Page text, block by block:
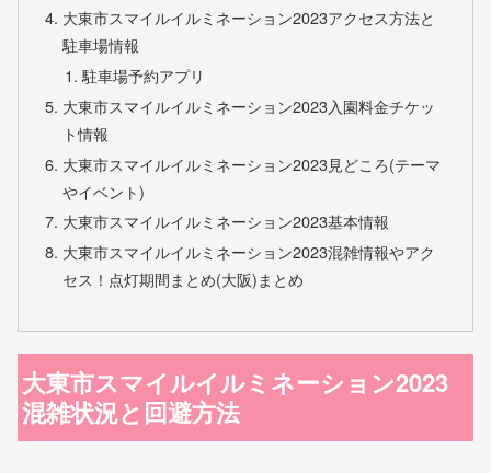
大東市スマイルイルミネーション2023アクセス方法と
駐車場情報
駐車場予約アプリ
大東市スマイルイルミネーション2023入園料金チケッ
ト情報
大東市スマイルイルミネーション2023見どころ(テーマ
やイベント)
大東市スマイルイルミネーション2023基本情報
大東市スマイルイルミネーション2023混雑情報やアク
セス！点灯期間まとめ(大阪)まとめ
大東市スマイルイルミネーション2023
混雑状況と回避方法